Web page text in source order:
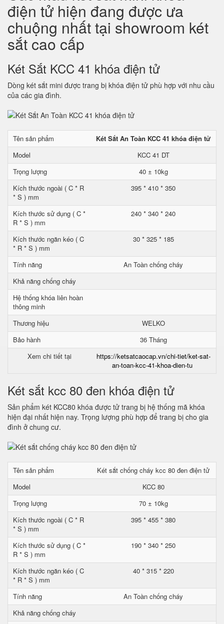
điện tử hiện đang được ưa
chuộng nhất tại showroom két
sắt cao cấp
Két Sắt KCC 41 khóa điện tử
Dòng két sắt mini được trang bị khóa điện tử phù hợp với nhu cầu
của các gia đình.
Tên sản phẩm
Két Sắt An Toàn KCC 41 khóa điện tử
Model
KCC 41 DT
Trọng lượng
40 ± 10kg
Kích thước ngoài ( C * R
* S ) mm
395 * 410 * 350
Kích thước sử dụng ( C *
R * S ) mm
240 * 340 * 240
Kích thước ngăn kéo ( C
* R * S ) mm
30 * 325 * 185
Tính năng
An Toàn chống cháy
Khả năng chống cháy
Hệ thống khóa liên hoàn
thông minh
Thương hiệu
WELKO
Bảo hành
36 Tháng
Xem chi tiết tại
https://ketsatcaocap.vn/chi-tiet/ket-sat-
an-toan-kcc-41-khoa-dien-tu
Két sắt kcc 80 đen khóa điện tử
Sản phẩm két KCC80 khóa được tử trang bị hệ thống mã khóa
hiện đại nhất hiện nay. Trọng lượng phù hợp để trang bị cho gia
đình ở chung cư.
Tên sản phẩm
Két sắt chống cháy kcc 80 đen điện tử
Model
KCC 80
Trọng lượng
70 ± 10kg
Kích thước ngoài ( C * R
* S ) mm
395 * 455 * 380
Kích thước sử dụng ( C *
R * S ) mm
190 * 340 * 250
Kích thước ngăn kéo ( C
* R * S ) mm
40 * 315 * 220
Tính năng
An Toàn chống cháy
Khả năng chống cháy